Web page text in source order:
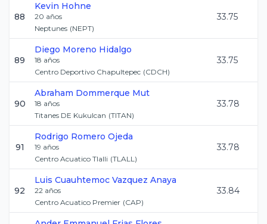
88
Kevin Hohne
20 años
Neptunes (NEPT)
33.75
89
Diego Moreno Hidalgo
18 años
Centro Deportivo Chapultepec (CDCH)
33.75
90
Abraham Dommerque Mut
18 años
Titanes DE Kukulcan (TITAN)
33.78
91
Rodrigo Romero Ojeda
19 años
Centro Acuatico Tlalli (TLALL)
33.78
92
Luis Cuauhtemoc Vazquez Anaya
22 años
Centro Acuatico Premier (CAP)
33.84